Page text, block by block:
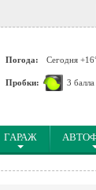
Погода: Сегодня
Пробки: 3 балла
ГАРАЖ